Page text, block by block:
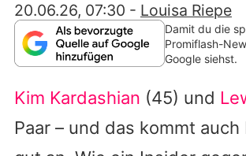
20.06.26, 07:30 - Louisa Riepe
Damit du die
Promiflash-
Google siehst.
Kim Kardashian (45) und
Paar – und das kommt